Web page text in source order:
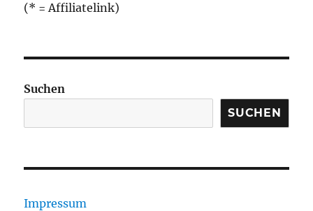
(* = Affiliatelink)
Suchen
SUCHEN
Impressum